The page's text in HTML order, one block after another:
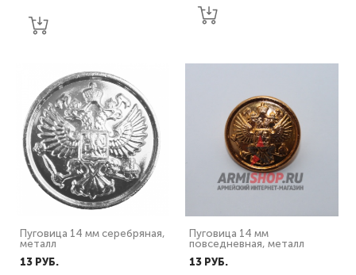
Пуговица 14 мм серебряная,
металл
13 PУБ.
Пуговица 14 мм
повседневная, металл
13 PУБ.